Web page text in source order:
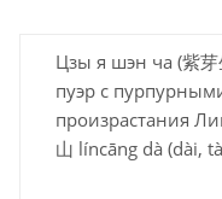
Цзы я шэн ча (紫
пуэр с
произрастания
山 líncāng dà (dài,